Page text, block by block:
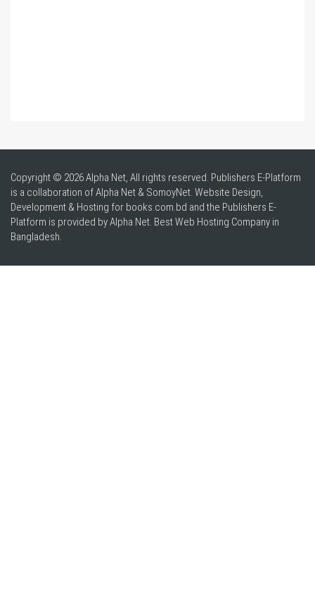
Copyright © 2026 Alpha Net, All rights reserved. Publishers E-Platform
is a collaboration of Alpha Net & SomoyNet. Website Design,
Development & Hosting for books.com.bd and the Publishers E-
Platform is provided by Alpha Net. BestWeb Hosting Company in
Bangladesh.